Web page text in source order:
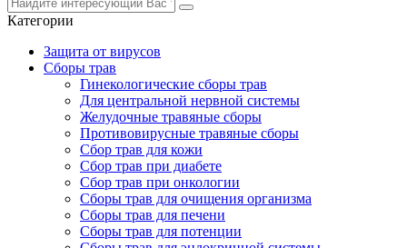
Категории
Защита от вирусов
Сборы трав
Гинекологические сборы трав
Для центральной нервной системы
Желудочные травяные сборы
Противовирусные травяные сборы
Сбор трав для кожи
Сбор трав при диабете
Сбор трав при онкологии
Сборы трав для очищения организма
Сборы трав для печени
Сборы трав для потенции